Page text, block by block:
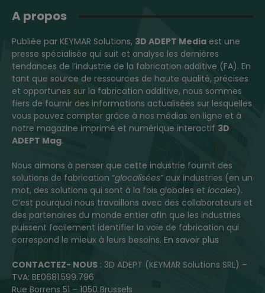
A propos
Publiée par KEYMAR Solutions, 3D ADEPT Media est une
presse spécialisée qui suit et analyse les dernières
tendances de l’industrie de la fabrication additive (FA). En
tant que source de ressources de haute qualité, précises
et opportunes sur la fabrication additive, nous sommes
fiers de fournir des informations actualisées sur lesquelles
vous pouvez compter grâce à nos médias en ligne et à
notre magazine imprimé et numérique interactif 3D
ADEPT Mag.
Nous aimons à penser que cette industrie fournit des
solutions de fabrication “glocalisées” aux industries (en un
mot, des solutions qui sont à la fois globales et locales).
C’est pourquoi nous travaillons avec des collaborateurs et
des partenaires du monde entier afin que les industries
puissent facilement identifier la voie de fabrication qui
correspond le mieux à leurs besoins. En savoir plus
CONTACTEZ- NOUS : 3D ADEPT (KEYMAR Solutions SRL) –
TVA: BE0681.599.796
Rue Borrens 51 – 1050 Brussels